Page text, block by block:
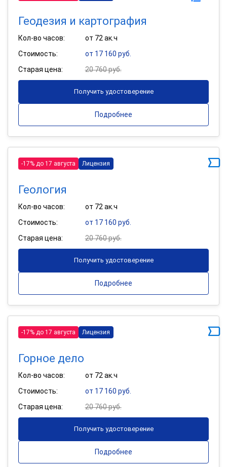
Геодезия и картография
Кол-во часов:
от 72 ак.ч
Стоимость:
от 17 160 руб.
Старая цена:
20 760 руб.
Получить удостоверение
Подробнее
-17% до 17 августа Лицензия
Геология
Кол-во часов:
от 72 ак.ч
Стоимость:
от 17 160 руб.
Старая цена:
20 760 руб.
Получить удостоверение
Подробнее
-17% до 17 августа Лицензия
Горное дело
Кол-во часов:
от 72 ак.ч
Стоимость:
от 17 160 руб.
Старая цена:
20 760 руб.
Получить удостоверение
Подробнее